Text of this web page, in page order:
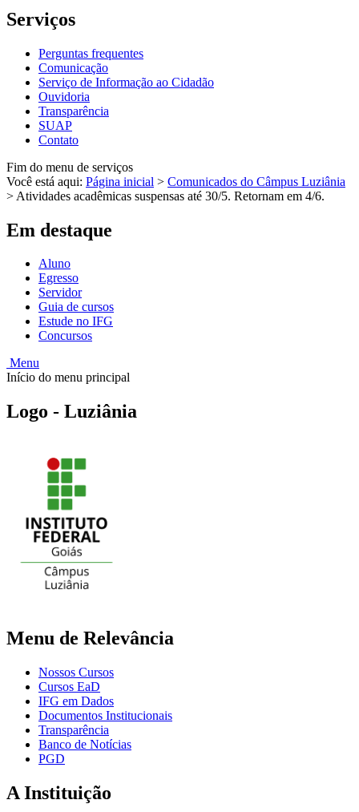
Serviços
Perguntas frequentes
Comunicação
Serviço de Informação ao Cidadão
Ouvidoria
Transparência
SUAP
Contato
Fim do menu de serviços
Você está aqui: Página inicial > Comunicados do Câmpus Luziânia
> Atividades acadêmicas suspensas até 30/5. Retornam em 4/6.
Em destaque
Aluno
Egresso
Servidor
Guia de cursos
Estude no IFG
Concursos
Menu
Início do menu principal
Logo - Luziânia
Menu de Relevância
Nossos Cursos
Cursos EaD
IFG em Dados
Documentos Institucionais
Transparência
Banco de Notícias
PGD
A Instituição